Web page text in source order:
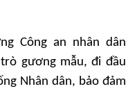
Công an nhân dân
gương mẫu, đi đầu
Nhân dân, bảo đảm